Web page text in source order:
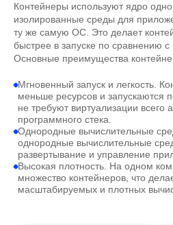
Контейнеры используют ядро
изолированные среды для
ту же самую ОС. Это делает
быстрее в запуске по сравнению
Основные преимущества
Мгновенный запуск и легкость.
меньше ресурсов и запускаются
не требуют виртуализации всего
программного стека.
Однородные вычислительные
однородные вычислительные
развертывание и управление
Высокая плотность. На одном
множество контейнеров, что
масштабируемых и плотных